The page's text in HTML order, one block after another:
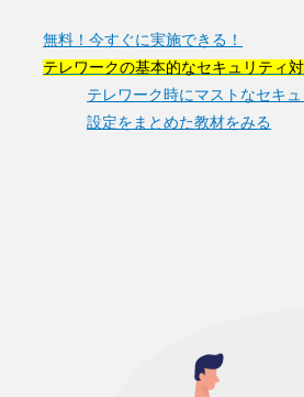
無料！今すぐに実施できる！
テレワークの基本的なセキュリティ
テレワーク時にマストなセキュ
設定をまとめた教材をみる